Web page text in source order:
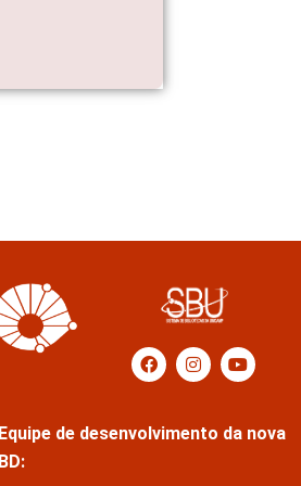
Equipe de desenvolvimento da nova
BD: